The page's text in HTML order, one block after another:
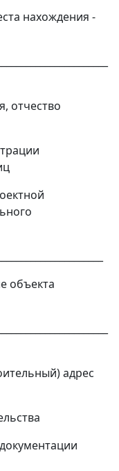
нахождения -
отчество
адрес